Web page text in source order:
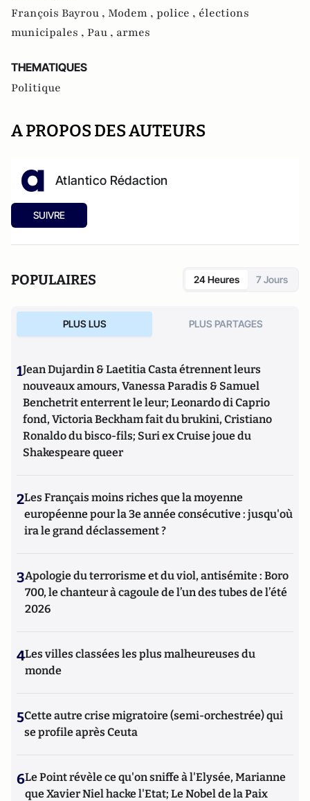
François Bayrou , Modem , police , élections
municipales , Pau , armes
THEMATIQUES
Politique
A PROPOS DES AUTEURS
Atlantico Rédaction
SUIVRE
POPULAIRES 24 Heures 7 Jours
PLUS LUS PLUS PARTAGES
1Jean Dujardin & Laetitia Casta étrennent leurs
nouveaux amours, Vanessa Paradis & Samuel
Benchetrit enterrent le leur; Leonardo di Caprio
fond, Victoria Beckham fait du brukini, Cristiano
Ronaldo du bisco-fils; Suri ex Cruise joue du
Shakespeare queer
2Les Français moins riches que la moyenne
européenne pour la 3e année consécutive : jusqu'où
ira le grand déclassement ?
3Apologie du terrorisme et du viol, antisémite : Boro
700, le chanteur à cagoule de l’un des tubes de l’été
2026
4Les villes classées les plus malheureuses du
monde
5Cette autre crise migratoire (semi-orchestrée) qui
se profile après Ceuta
6Le Point révèle ce qu'on sniffe à l'Elysée, Marianne
que Xavier Niel hacke l'Etat; Le Nobel de la Paix